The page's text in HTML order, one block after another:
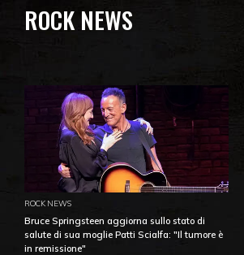
ROCK NEWS
ROCK NEWS
Bruce Springsteen aggiorna sullo stato di
salute di sua moglie Patti Scialfa: "Il tumore è
in remissione"